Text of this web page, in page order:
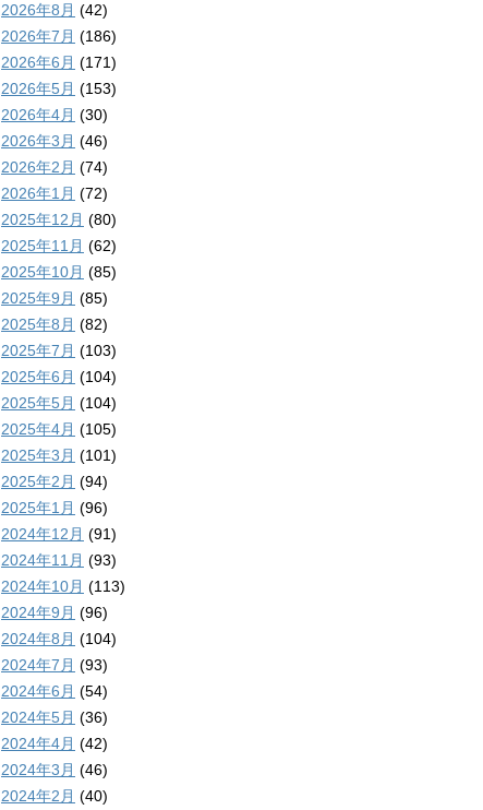
2026年8月 (42)
2026年7月 (186)
2026年6月 (171)
2026年5月 (153)
2026年4月 (30)
2026年3月 (46)
2026年2月 (74)
2026年1月 (72)
2025年12月 (80)
2025年11月 (62)
2025年10月 (85)
2025年9月 (85)
2025年8月 (82)
2025年7月 (103)
2025年6月 (104)
2025年5月 (104)
2025年4月 (105)
2025年3月 (101)
2025年2月 (94)
2025年1月 (96)
2024年12月 (91)
2024年11月 (93)
2024年10月 (113)
2024年9月 (96)
2024年8月 (104)
2024年7月 (93)
2024年6月 (54)
2024年5月 (36)
2024年4月 (42)
2024年3月 (46)
2024年2月 (40)